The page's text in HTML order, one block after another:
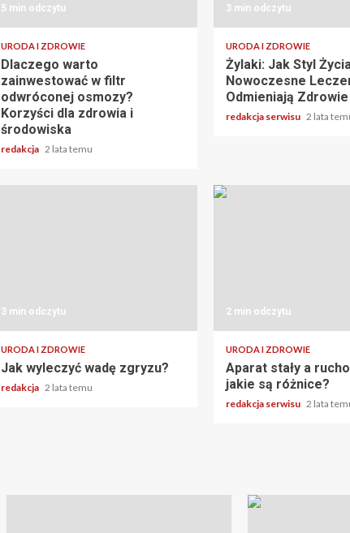
5 min odczytu
URODA I ZDROWIE
Dlaczego warto
zainwestować w filtr
odwróconej osmozy?
Korzyści dla zdrowia i
środowiska
redakcja 2 lata temu
3 min odczytu
URODA I ZDROWIE
Żylaki: Jak Styl
Nowoczesne
Odmieniają
redakcja serwisu 2 lata
3 min odczytu
URODA I ZDROWIE
Jak wyleczyć wadę zgryzu?
redakcja 2 lata temu
2 min odczytu
URODA I ZDROWIE
Aparat stały a
jakie są różnice?
redakcja serwisu 2 lata